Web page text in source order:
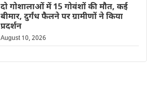
दो गोशालाओं में 15 गोवंशों की मौत, कई
बीमार, दुर्गंध फैलने पर ग्रामीणों ने किया
प्रदर्शन
August 10, 2026